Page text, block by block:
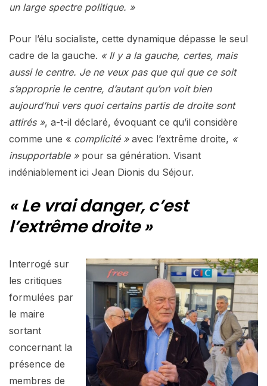
un large spectre politique. »
Pour l’élu socialiste, cette dynamique dépasse le seul
cadre de la gauche. « Il y a la gauche, certes, mais
aussi le centre. Je ne veux pas que qui que ce soit
s’approprie le centre, d’autant qu’on voit bien
aujourd’hui vers quoi certains partis de droite sont
attirés », a-t-il déclaré, évoquant ce qu’il considère
comme une « complicité »avec l’extrême droite, «
insupportable » pour sa génération. Visant
indéniablement ici Jean Dionis du Séjour.
« Le vrai danger, c’est
l’extrême droite »
Interrogé sur
les critiques
formulées par
le maire
sortant
concernant la
présence de
membres de